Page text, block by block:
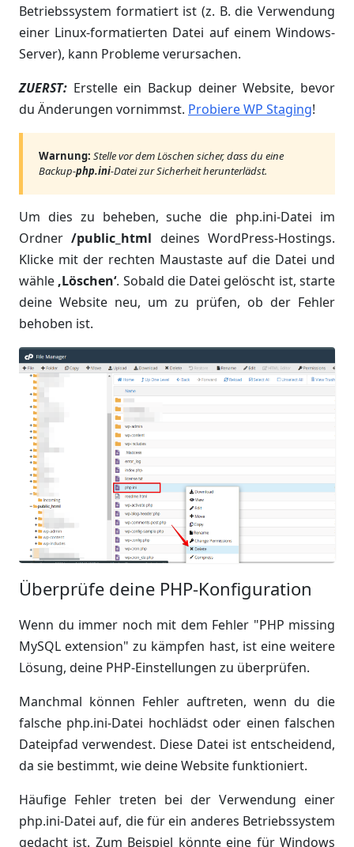
Betriebssystem formatiert ist (z. B. die Verwendung
einer Linux-formatierten Datei auf einem Windows-
Server), kann Probleme verursachen.
ZUERST: Erstelle ein Backup deiner Website, bevor
du Änderungen vornimmst. Probiere WP Staging!
Warnung: Stelle vor dem Löschen sicher, dass du eine
Backup-php.ini-Datei zur Sicherheit herunterlädst.
Um dies zu beheben, suche die php.ini-Datei im
Ordner/public_html deines WordPress-Hostings.
Klicke mit der rechten Maustaste auf die Datei und
wähle ‚Löschen‘. Sobald die Datei gelöscht ist, starte
deine Website neu, um zu prüfen, ob der Fehler
behoben ist.
Überprüfe deine PHP-Konfiguration
Wenn du immer noch mit dem Fehler "PHP missing
MySQL extension" zu kämpfen hast, ist eine weitere
Lösung, deine PHP-Einstellungen zu überprüfen.
Manchmal können Fehler auftreten, wenn du die
falsche php.ini-Datei hochlädst oder einen falschen
Dateipfad verwendest. Diese Datei ist entscheidend,
da sie bestimmt, wie deine Website funktioniert.
Häufige Fehler treten bei der Verwendung einer
php.ini-Datei auf, die für ein anderes Betriebssystem
gedacht ist. Zum Beispiel könnte eine für Windows